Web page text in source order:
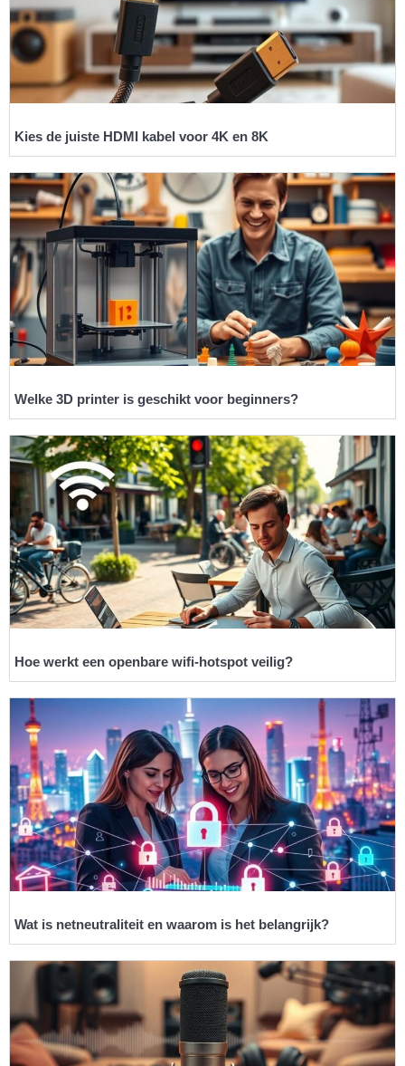
Kies de juiste HDMI kabel voor 4K en 8K
Welke 3D printer is geschikt voor beginners?
Hoe werkt een openbare wifi-hotspot veilig?
Wat is netneutraliteit en waarom is het belangrijk?